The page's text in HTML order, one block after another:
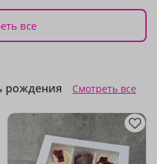
все
рождения Смотреть все